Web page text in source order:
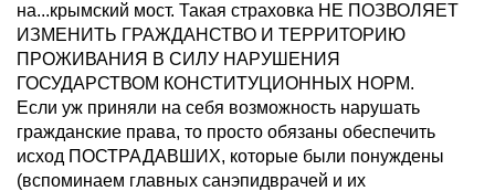
на...крымский мост. Такая страховка НЕ ПОЗВОЛЯЕТ
ИЗМЕНИТЬ ГРАЖДАНСТВО И ТЕРРИТОРИЮ
ПРОЖИВАНИЯ В СИЛУ НАРУШЕНИЯ
ГОСУДАРСТВОМ КОНСТИТУЦИОННЫХ НОРМ.
Если уж приняли на себя возможность нарушать
гражданские права, то просто обязаны обеспечить
исход ПОСТРАДАВШИХ, которые были понуждены
(вспоминаем главных санэпидврачей и их